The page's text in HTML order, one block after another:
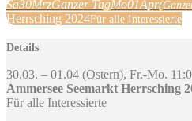
Sa30MrzGanzer TagMo01Apr
Herrsching 2024Für alle Interessierte
Details
30.03. – 01.04 (Ostern), Fr.-Mo.
Ammersee Seemarkt Herrsching
Für alle Interessierte